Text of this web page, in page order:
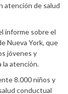
atención de salud
informe sobre el
Nueva York, que
jóvenes y
la atención.
8.000 niños y
conductual